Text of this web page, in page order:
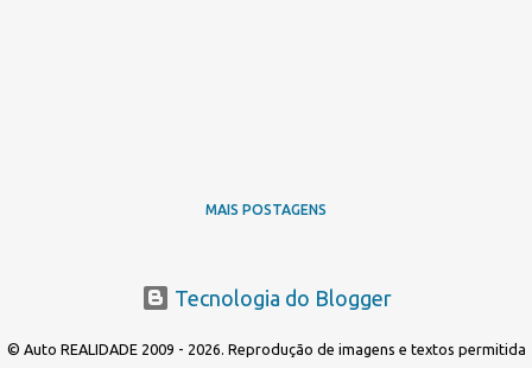
MAIS POSTAGENS
Tecnologia do Blogger
© Auto REALIDADE 2009 - 2026. Reprodução de imagens e textos permitida